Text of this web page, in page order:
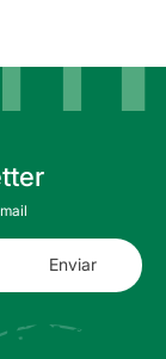
Enviar